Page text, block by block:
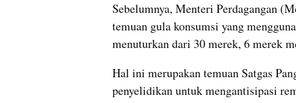
Sebelumnya, Menteri Perdagangan
temuan gula konsumsi yang
menuturkan dari 30 merek, 6 merek
Hal ini merupakan temuan Satgas
penyelidikan untuk mengantisipasi